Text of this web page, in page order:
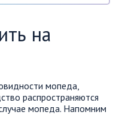
на
мопеда,
распространяются
мопеда. Напомним